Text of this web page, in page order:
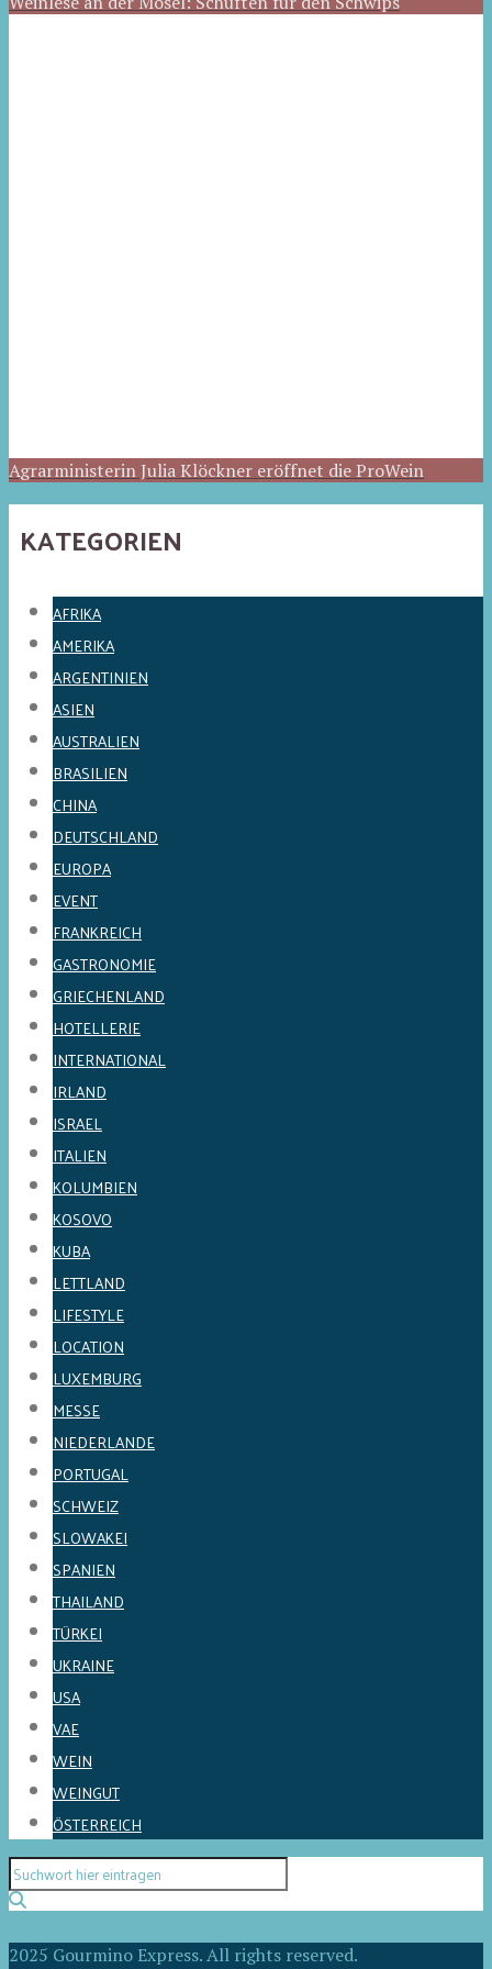
Agrarministerin Julia Klöckner eröffnet die ProWein
KATEGORIEN
AFRIKA
AMERIKA
ARGENTINIEN
ASIEN
AUSTRALIEN
BRASILIEN
CHINA
DEUTSCHLAND
EUROPA
EVENT
FRANKREICH
GASTRONOMIE
GRIECHENLAND
HOTELLERIE
INTERNATIONAL
IRLAND
ISRAEL
ITALIEN
KOLUMBIEN
KOSOVO
KUBA
LETTLAND
LIFESTYLE
LOCATION
LUXEMBURG
MESSE
NIEDERLANDE
PORTUGAL
SCHWEIZ
SLOWAKEI
SPANIEN
THAILAND
TÜRKEI
UKRAINE
USA
VAE
WEIN
WEINGUT
ÖSTERREICH
2025 Gourmino Express. All rights reserved.